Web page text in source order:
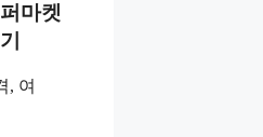
마켓
, 여